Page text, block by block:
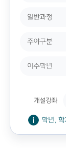
개설강좌
학년, 학